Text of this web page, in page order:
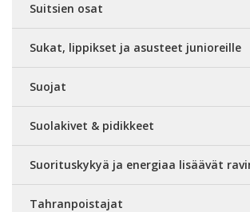
Suitsien osat
Sukat, lippikset ja asusteet junioreille
Suojat
Suolakivet & pidikkeet
Suorituskykyä ja energiaa lisäävät
Tahranpoistajat